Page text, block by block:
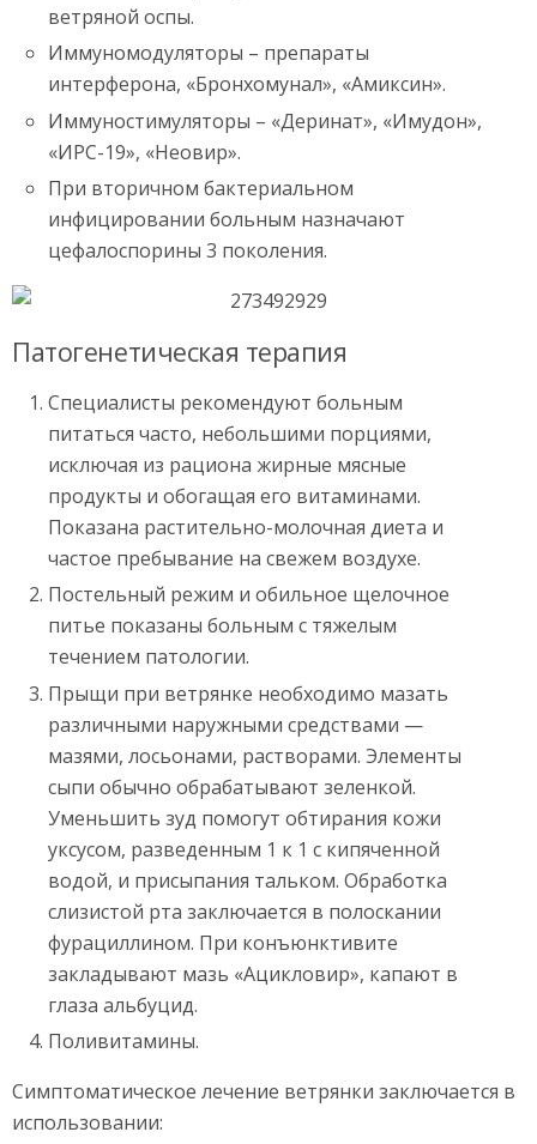
ветряной оспы.
Иммуномодуляторы – препараты
интерферона, «Бронхомунал», «Амиксин».
Иммуностимуляторы – «Деринат», «Имудон»,
«ИРС-19», «Неовир».
При вторичном бактериальном
инфицировании больным назначают
цефалоспорины 3 поколения.
Патогенетическая терапия
Специалисты рекомендуют больным
питаться часто, небольшими порциями,
исключая из рациона жирные мясные
продукты и обогащая его витаминами.
Показана растительно-молочная диета и
частое пребывание на свежем воздухе.
Постельный режим и обильное щелочное
питье показаны больным с тяжелым
течением патологии.
Прыщи при ветрянке необходимо мазать
различными наружными средствами —
мазями, лосьонами, растворами. Элементы
сыпи обычно обрабатывают зеленкой.
Уменьшить зуд помогут обтирания кожи
уксусом, разведенным 1 к 1 с кипяченной
водой, и присыпания тальком. Обработка
слизистой рта заключается в полоскании
фурациллином. При конъюнктивите
закладывают мазь «Ацикловир», капают в
глаза альбуцид.
Поливитамины.
Симптоматическое лечение ветрянки заключается в
использовании: